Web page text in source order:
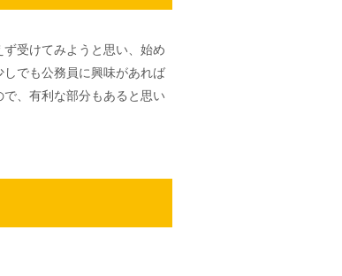
受けてみようと思い、始め
しでも公務員に興味があれば
、有利な部分もあると思い